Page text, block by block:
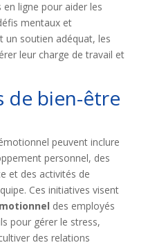
ligne pour aider les
mentaux et
un soutien adéquat, les
leur charge de travail et
de bien-être
peuvent inclure
personnel, des
et des activités de
Ces initiatives visent
des employés
pour gérer le stress,
des relations